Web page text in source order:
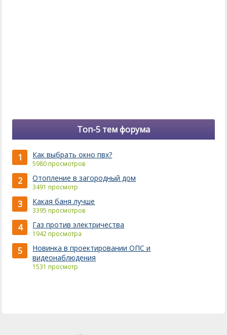
Топ-5 тем форума
1 Как выбрать окно пвх?
5980 просмотров
2 Отопление в загородный дом
3491 просмотр
3 Какая баня лучше
3395 просмотров
4 Газ против электричества
1942 просмотра
5
Новинка в проектировании ОПС и
видеонаблюдения
1531 просмотр